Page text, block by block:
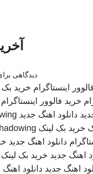
دیدگاهی
اینستاگرام خرید بک
خرید فالوور اینستاگرام
دانلود اهنگ جدید
خرید بک لینک
دانلود اهنگ جدید
اهنگ جدید خرید بک لینک
اهنگ جدید دانلود